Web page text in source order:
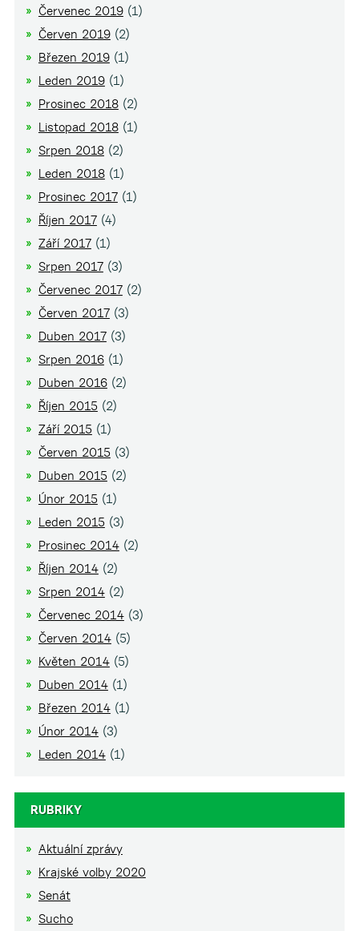
Červenec 2019(1)
Červen 2019(2)
Březen 2019(1)
Leden 2019(1)
Prosinec 2018(2)
Listopad 2018(1)
Srpen 2018(2)
Leden 2018(1)
Prosinec 2017(1)
Říjen 2017(4)
Září 2017(1)
Srpen 2017(3)
Červenec 2017(2)
Červen 2017(3)
Duben 2017(3)
Srpen 2016(1)
Duben 2016(2)
Říjen 2015(2)
Září 2015(1)
Červen 2015(3)
Duben 2015(2)
Únor 2015(1)
Leden 2015(3)
Prosinec 2014(2)
Říjen 2014(2)
Srpen 2014(2)
Červenec 2014(3)
Červen 2014(5)
Květen 2014(5)
Duben 2014(1)
Březen 2014(1)
Únor 2014(3)
Leden 2014(1)
RUBRIKY
Aktuální zprávy
Krajské volby 2020
Senát
Sucho